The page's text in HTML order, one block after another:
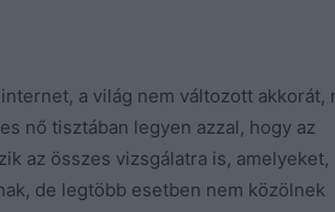
a világ nem változott akkorát,
nő tisztában legyen azzal, hogy az
az összes vizsgálatra is, amelyeket,
de legtöbb esetben nem közölnek